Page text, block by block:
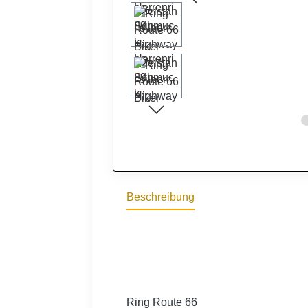
Beschreibung
Ring Route 66